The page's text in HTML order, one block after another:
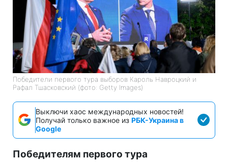
Победители первого тура выборов Кароль Навроцкий и
Рафал Тшасковский (фото: Getty Images)
Выключи хаос международных новостей!
Получай только важное из РБК-Украина в
Google
Победителям первого тура